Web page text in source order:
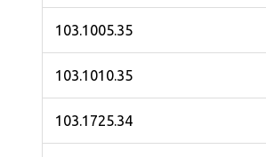
103.1005.35
103.1010.35
103.1725.34